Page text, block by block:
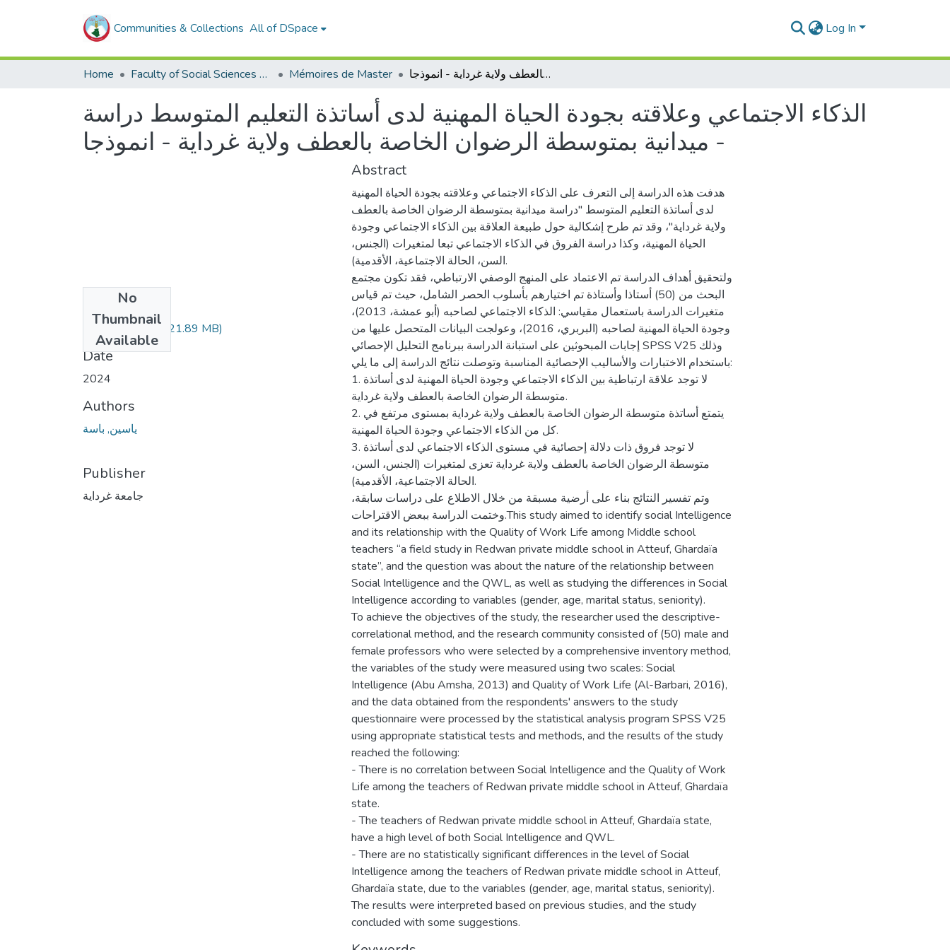
Communities & Collections All of DSpace Log In
Home Faculty of Social Sciences and Humanities Mémoires de Master الذكاء الاجتماعي وعلاقته بجودة الحياة المهنية لدى أساتذة التعليم المتوسط دراسة ميدانية بمتوسطة الرضوان الخاصة بالعطف ولاية غرداية - انموذجا -
الذكاء الاجتماعي وعلاقته بجودة الحياة المهنية لدى أساتذة التعليم المتوسط دراسة
ميدانية بمتوسطة الرضوان الخاصة بالعطف ولاية غرداية - انموذجا -
No
Thumbnail
Available
108.04.506.pdf (21.89 MB)
Date
2024
Authors
ياسين, باسة
Publisher
جامعة غرداية
Abstract
هدفت هذه الدراسة إلى التعرف على الذكاء الاجتماعي وعلاقته بجودة الحياة المهنية
لدى أساتذة التعليم المتوسط "دراسة ميدانية بمتوسطة الرضوان الخاصة بالعطف
ولاية غرداية"، وقد تم طرح إشكالية حول طبيعة العلاقة بين الذكاء الاجتماعي وجودة
الحياة المهنية، وكذا دراسة الفروق في الذكاء الاجتماعي تبعا لمتغيرات (الجنس،
السن، الحالة الاجتماعية، الأقدمية).
ولتحقيق أهداف الدراسة تم الاعتماد على المنهج الوصفي الارتباطي، فقد تكون مجتمع
البحث من (50) أستاذا وأستاذة تم اختيارهم بأسلوب الحصر الشامل، حيث تم قياس
متغيرات الدراسة باستعمال مقياسي: الذكاء الاجتماعي لصاحبه (أبو عمشة، 2013)،
وجودة الحياة المهنية لصاحبه (البربري، 2016)، وعولجت البيانات المتحصل عليها من
إجابات المبحوثين على استبانة الدراسة ببرنامج التحليل الإحصائي SPSS V25 وذلك
باستخدام الاختبارات والأساليب الإحصائية المناسبة وتوصلت نتائج الدراسة إلى ما يلي:
1. لا توجد علاقة ارتباطية بين الذكاء الاجتماعي وجودة الحياة المهنية لدى أساتذة
متوسطة الرضوان الخاصة بالعطف ولاية غرداية.
2. يتمتع أساتذة متوسطة الرضوان الخاصة بالعطف ولاية غرداية بمستوى مرتفع في
كل من الذكاء الاجتماعي وجودة الحياة المهنية.
3. لا توجد فروق ذات دلالة إحصائية في مستوى الذكاء الاجتماعي لدى أساتذة
متوسطة الرضوان الخاصة بالعطف ولاية غرداية تعزى لمتغيرات (الجنس، السن،
الحالة الاجتماعية، الأقدمية).
وتم تفسير النتائج بناء على أرضية مسبقة من خلال الاطلاع على دراسات سابقة،
وختمت الدراسة ببعض الاقتراحات.This study aimed to identify social Intelligence
and its relationship with the Quality of Work Life among Middle school
teachers “a field study in Redwan private middle school in Atteuf, Ghardaïa
state”, and the question was about the nature of the relationship between
Social Intelligence and the QWL, as well as studying the differences in Social
Intelligence according to variables (gender, age, marital status, seniority).
To achieve the objectives of the study, the researcher used the descriptive-
correlational method, and the research community consisted of (50) male and
female professors who were selected by a comprehensive inventory method,
the variables of the study were measured using two scales: Social
Intelligence (Abu Amsha, 2013) and Quality of Work Life (Al-Barbari, 2016),
and the data obtained from the respondents' answers to the study
questionnaire were processed by the statistical analysis program SPSS V25
using appropriate statistical tests and methods, and the results of the study
reached the following:
- There is no correlation between Social Intelligence and the Quality of Work
Life among the teachers of Redwan private middle school in Atteuf, Ghardaïa
state.
- The teachers of Redwan private middle school in Atteuf, Ghardaïa state,
have a high level of both Social Intelligence and QWL.
- There are no statistically significant differences in the level of Social
Intelligence among the teachers of Redwan private middle school in Atteuf,
Ghardaïa state, due to the variables (gender, age, marital status, seniority).
The results were interpreted based on previous studies, and the study
concluded with some suggestions.